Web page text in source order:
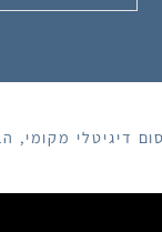
מקומי,